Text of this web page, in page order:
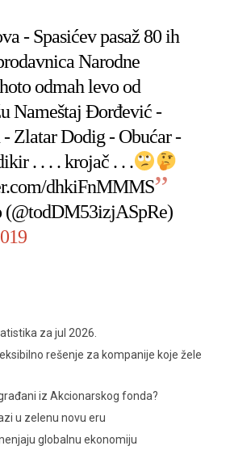
- Spasićev pasaž 80 ih
Narodne
odmah levo od
Nameštaj Đorđević -
Zlatar Dodig - Obućar -
. . . . krojač . . .
dhkiFnMMMS
za jul 2026.
rešenje za kompanije koje žele
iz Akcionarskog fonda?
u zelenu novu eru
globalnu ekonomiju